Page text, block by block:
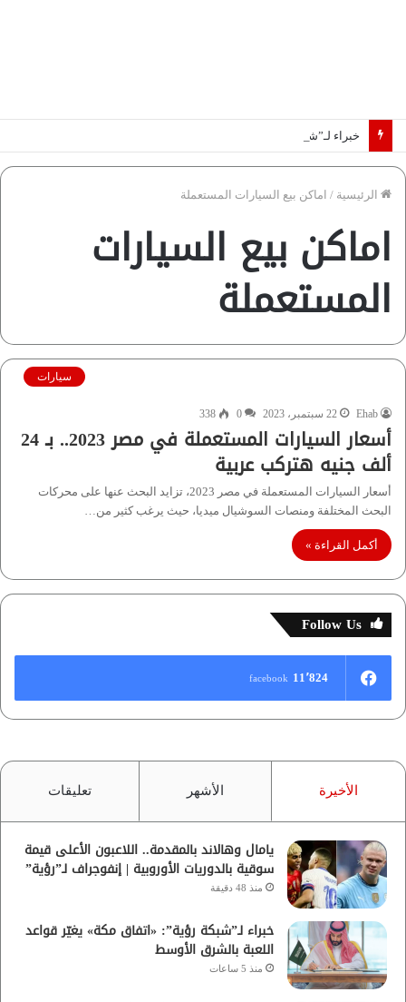
خبراء لـ”شبكة رؤية”: «اتفاق مكة» يغيّر قواعد اللعبة بالشرق الأوسط
الرئيسية / اماكن بيع السيارات المستعملة
اماكن بيع السيارات
المستعملة
سيارات
Ehab 22 سبتمبر، 2023 0
338
أسعار السيارات المستعملة في مصر 2023.. بـ 24
ألف جنيه هتركب عربية
أسعار السيارات المستعملة في مصر 2023، تزايد البحث عنها على محركات
البحث المختلفة ومنصات السوشيال ميديا، حيث يرغب كثير من…
أكمل القراءة »
Follow Us
11٬824 facebook
الأخيرة الأشهر تعليقات
يامال وهالاند بالمقدمة.. اللاعبون الأعلى قيمة
سوقية بالدوريات الأوروبية | إنفوجراف لـ”رؤية”
منذ 48 دقيقة
خبراء لـ”شبكة رؤية”: «اتفاق مكة» يغيّر قواعد
اللعبة بالشرق الأوسط
منذ 5 ساعات